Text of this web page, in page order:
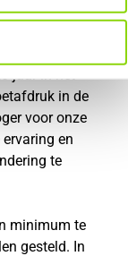
van
in de
voor onze
en
te
minimum te
gesteld. In